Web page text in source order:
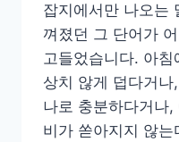
잡지에서만 나오는
껴졌던 그 단어가
고들었습니다. 아
상치 않게 덥다거
나로 충분하다거나,
비가 쏟아지지 않